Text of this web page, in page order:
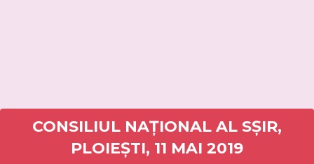
CONSILIUL NAȚIONAL AL SȘIR,
PLOIEȘTI, 11 MAI 2019